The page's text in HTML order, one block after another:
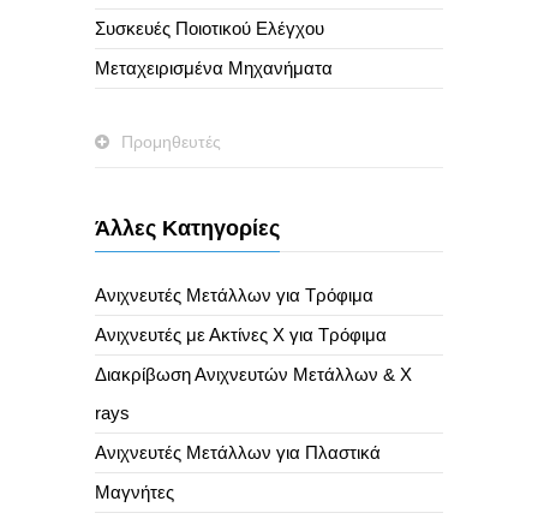
Συσκευές Ποιοτικού Ελέγχου
Μεταχειρισμένα Μηχανήματα
Προμηθευτές
Άλλες Κατηγορίες
Ανιχνευτές Μετάλλων για Τρόφιμα
Ανιχνευτές με Ακτίνες X για Τρόφιμα
Διακρίβωση Ανιχνευτών Μετάλλων & X
rays
Ανιχνευτές Μετάλλων για Πλαστικά
Μαγνήτες